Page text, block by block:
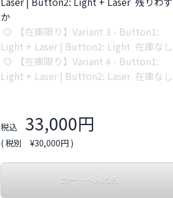
か
【在庫限り】Variant 3 - Button1:
Light + Laser | Button2: Light 在庫なし
【在庫限り】Variant 4 - Button1:
Light + Laser | Button2: Laser 在庫なし
税込 33,000円
( 税別 ¥30,000円 )